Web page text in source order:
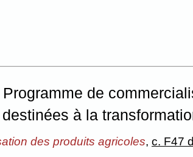
de
à la
des produits agricoles, c. F47